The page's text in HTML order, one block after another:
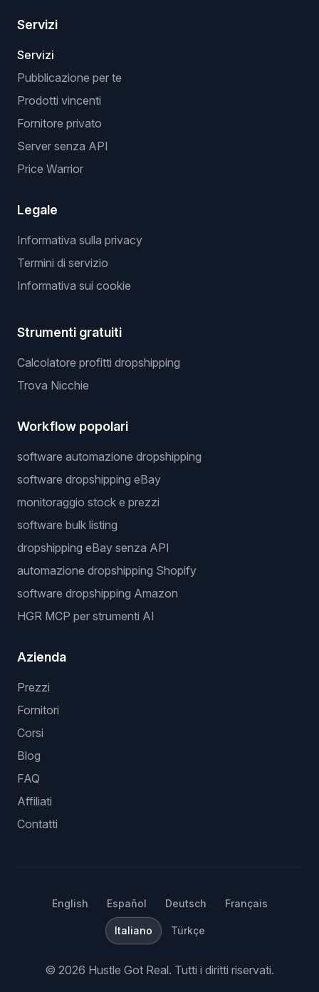
Servizi
Servizi
Pubblicazione per te
Prodotti vincenti
Fornitore privato
Server senza API
Price Warrior
Legale
Informativa sulla privacy
Termini di servizio
Informativa sui cookie
Strumenti gratuiti
Calcolatore profitti dropshipping
Trova Nicchie
Workflow popolari
software automazione dropshipping
software dropshipping eBay
monitoraggio stock e prezzi
software bulk listing
dropshipping eBay senza API
automazione dropshipping Shopify
software dropshipping Amazon
HGR MCP per strumenti AI
Azienda
Prezzi
Fornitori
Corsi
Blog
FAQ
Affiliati
Contatti
English Español Deutsch Français
Italiano Türkçe
© 2026 Hustle Got Real. Tutti i diritti riservati.